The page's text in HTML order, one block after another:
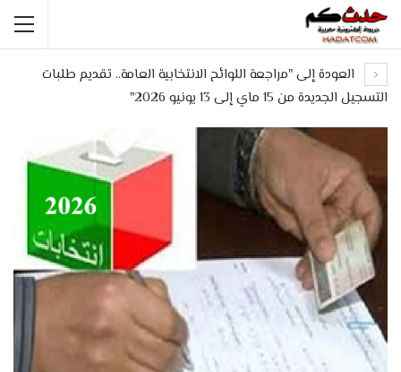
العودة إلى "مراجعة اللوائح الانتخابية العامة.. تقديم طلبات
التسجيل الجديدة من 15 ماي إلى 13 يونيو 2026"